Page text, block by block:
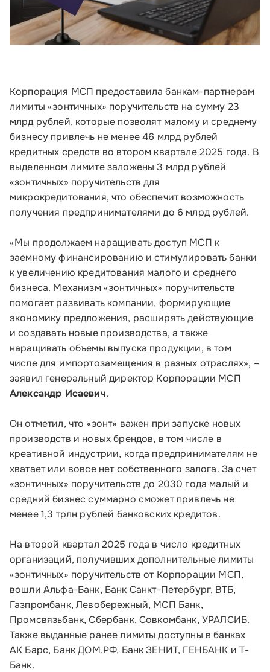
Банкам и финансовым организациям
Инфраструктуре поддержки
О Корпорации
Контакты
Соцсети
Телефон:
8 800 100-11-00
Корпорация МСП предоставила банкам-партнерам
лимиты «зонтичных» поручительств на сумму 23
млрд рублей, которые позволят малому и среднему
бизнесу привлечь не менее 46 млрд рублей
кредитных средств во втором квартале 2025 года. В
выделенном лимите заложены 3 млрд рублей
«зонтичных» поручительств для
микрокредитования, что обеспечит возможность
получения предпринимателями до 6 млрд рублей.
«Мы продолжаем наращивать доступ МСП к
заемному финансированию и стимулировать банки
к увеличению кредитования малого и среднего
бизнеса. Механизм «зонтичных» поручительств
помогает развивать компании, формирующие
экономику предложения, расширять действующие
и создавать новые производства, а также
наращивать объемы выпуска продукции, в том
числе для импортозамещения в разных отраслях», –
заявил генеральный директор Корпорации МСП
Александр Исаевич.
Он отметил, что «зонт» важен при запуске новых
производств и новых брендов, в том числе в
креативной индустрии, когда предпринимателям не
хватает или вовсе нет собственного залога. За счет
«зонтичных» поручительств до 2030 года малый и
средний бизнес суммарно сможет привлечь не
менее 1,3 трлн рублей банковских кредитов.
На второй квартал 2025 года в число кредитных
организаций, получивших дополнительные лимиты
«зонтичных» поручительств от Корпорации МСП,
вошли Альфа-Банк, Банк Санкт-Петербург, ВТБ,
Газпромбанк, Левобережный, МСП Банк,
Промсвязьбанк, Сбербанк, Совкомбанк, УРАЛСИБ.
Также выданные ранее лимиты доступны в банках
АК Барс, Банк ДОМ.РФ, Банк ЗЕНИТ, ГЕНБАНК и Т-
Банк.